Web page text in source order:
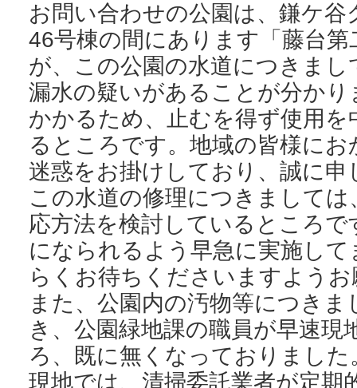
お問い合わせの公園は、鎌ケ
46号棟の間にあります「藤台
が、この公園の水道につきま
漏水の疑いがあることが分か
かかるため、止むを得ず使用
るところです。地域の皆様に
迷惑をお掛けしており、誠に
この水道の修理につきまして
応方法を検討しているところ
になられるよう早急に実施し
らくお待ちくださいますよう
また、公園内の汚物等につき
き、公園緑地課の職員が早速現
ろ、既に無くなっておりました
現地では、清掃委託業者が定期